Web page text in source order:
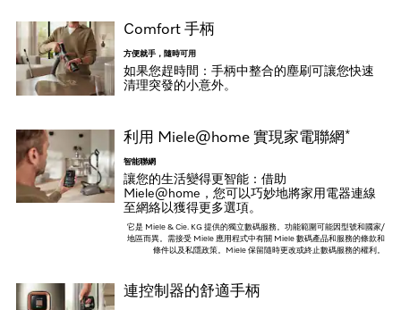
Comfort 手柄
方便就手，隨時可用
如果您趕時間：手柄中整合的塵刷可讓您快速
清理突發的小意外。
利用 Miele@home 實現家電聯網 *
智能聯網
讓您的生活變得更智能：借助
Miele@home，您可以巧妙地將家用電器連線
至網絡以獲得更多選項。
它是 Miele & Cie. KG 提供的獨立數碼服務。功能範圍可能因型號和國家/
地區而異。需接受 Miele 應用程式中有關 Miele 數碼產品和服務的條款和
條件以及私隱政策。Miele 保留隨時更改或終止數碼服務的權利。
連控制器的舒適手柄